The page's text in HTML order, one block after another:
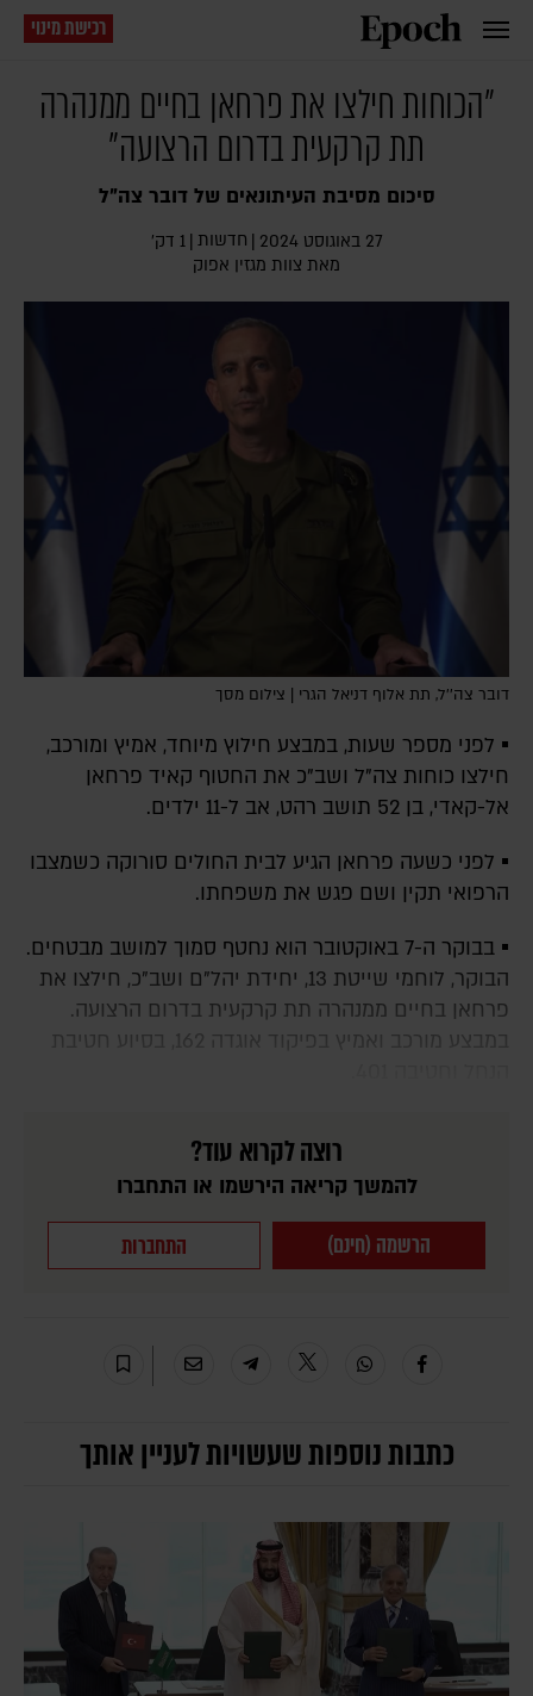
רכישת מינוי
"הכוחות חילצו את פרחאן בחיים ממנהרה
תת קרקעית בדרום הרצועה"
סיכום מסיבת העיתונאים של דובר צה"ל
27 באוגוסט 2024 | חדשות | 1 דק׳
מאת צוות מגזין אפוק
דובר צה''ל, תת אלוף דניאל הגרי | צילום מסך
▪️ לפני מספר שעות, במבצע חילוץ מיוחד, אמיץ ומורכב,
חילצו כוחות צה"ל ושב"כ את החטוף קאיד פרחאן
אל-קאדי, בן 52 תושב רהט, אב ל-11 ילדים.
▪️ לפני כשעה פרחאן הגיע לבית החולים סורוקה כשמצבו
הרפואי תקין ושם פגש את משפחתו.
▪️ בבוקר ה-7 באוקטובר הוא נחטף סמוך למושב מבטחים.
הבוקר, לוחמי שייטת 13, יחידת יהל"ם ושב"כ, חילצו את
פרחאן בחיים ממנהרה תת קרקעית בדרום הרצועה.
במבצע מורכב ואמיץ בפיקוד אוגדה 162, בסיוע חטיבת
רוצה לקרוא עוד?
להמשך קריאה הירשמו או התחברו
הרשמה (חינם) התחברות
כתבות נוספות שעשויות לעניין אותך